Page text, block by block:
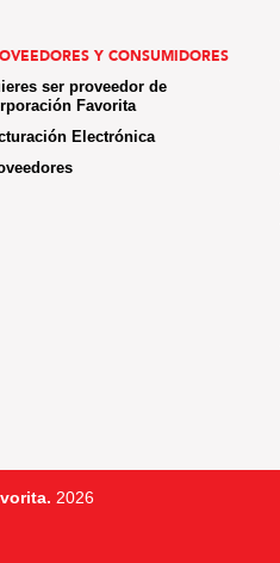
Y CONSUMIDORES
ser proveedor de
Favorita
Electrónica
2026